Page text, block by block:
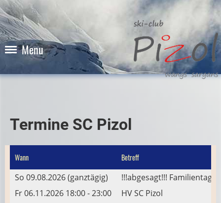
Menu
Termine SC Pizol
Wann Betreff
So 09.08.2026 (ganztägig)
!!!abgesagt!!! Familientag
Fr 06.11.2026 18:00 - 23:00
HV SC Pizol